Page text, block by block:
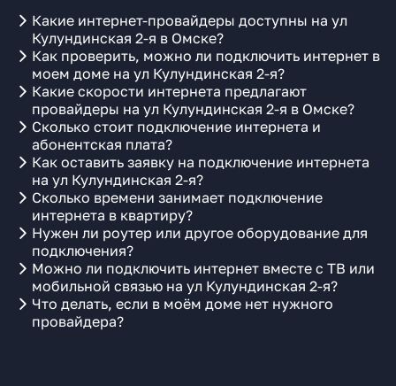
Какие интернет-провайдеры доступны на ул
Кулундинская 2-я в Омске?
Как проверить, можно ли подключить интернет в
моем доме на ул Кулундинская 2-я?
Какие скорости интернета предлагают
провайдеры на ул Кулундинская 2-я в Омске?
Сколько стоит подключение интернета и
абонентская плата?
Как оставить заявку на подключение интернета
на ул Кулундинская 2-я?
Сколько времени занимает подключение
интернета в квартиру?
Нужен ли роутер или другое оборудование для
подключения?
Можно ли подключить интернет вместе с ТВ или
мобильной связью на ул Кулундинская 2-я?
Что делать, если в моём доме нет нужного
провайдера?